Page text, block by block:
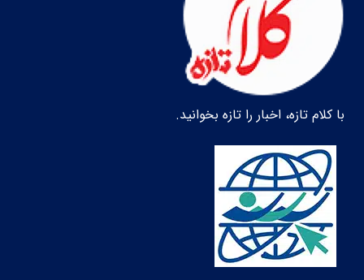
با کلام تازه، اخبار را تازه بخوانید.